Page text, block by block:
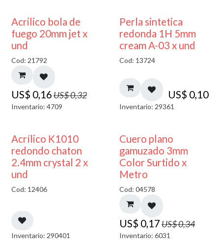
50% DESCUENTO
Acrilico bola de
fuego 20mm jet x
und
Cod: 21792
US$ 0,16US$0,32
Inventario: 4709
Perla sintetica
redonda 1H 5mm
cream A-03 x und
Cod: 13724
US$ 0,10
Inventario: 29361
50% DESCUENTO
Acrílico K1010
redondo chaton
2.4mm crystal 2 x
und
Cod: 12406
Inventario: 290401
50% DESCUENTO
Cuero plano
gamuzado 3mm
Color Surtido x
Metro
Cod: 04578
US$ 0,17US$0,34
Inventario: 6031